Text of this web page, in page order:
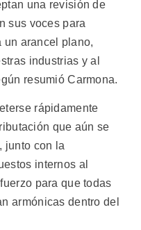
una revisión de
sus voces para
un arancel plano,
industrias y al
resumió Carmona.
rápidamente
que aún se
junto con la
internos al
para que todas
armónicas dentro del